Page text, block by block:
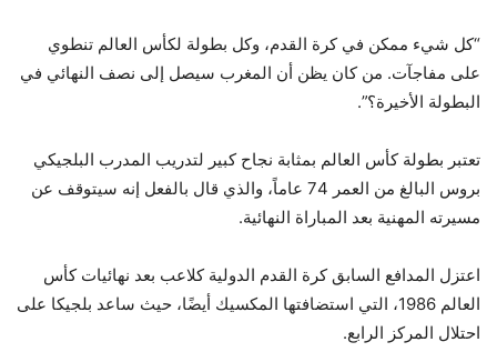
“كل شيء ممكن في كرة القدم، وكل بطولة لكأس العالم تنطوي
على مفاجآت. من كان يظن أن المغرب سيصل إلى نصف النهائي في
البطولة الأخيرة؟”.
تعتبر بطولة كأس العالم بمثابة نجاح كبير لتدريب المدرب البلجيكي
بروس البالغ من العمر 74 عاماً، والذي قال بالفعل إنه سيتوقف عن
مسيرته المهنية بعد المباراة النهائية.
اعتزل المدافع السابق كرة القدم الدولية كلاعب بعد نهائيات كأس
العالم 1986، التي استضافتها المكسيك أيضًا، حيث ساعد بلجيكا على
احتلال المركز الرابع.